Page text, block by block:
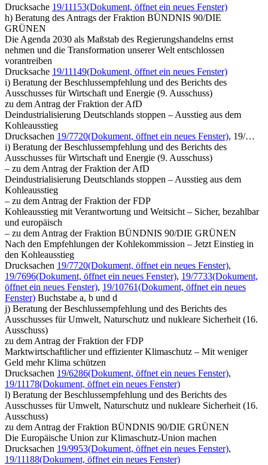
Drucksache 19/11153(Dokument, öffnet ein neues Fenster)
h) Beratung des Antrags der Fraktion BÜNDNIS 90/DIE
GRÜNEN
Die Agenda 2030 als Maßstab des Regierungshandelns ernst
nehmen und die Transformation unserer Welt entschlossen
vorantreiben
Drucksache 19/11149(Dokument, öffnet ein neues Fenster)
i) Beratung der Beschlussempfehlung und des Berichts des
Ausschusses für Wirtschaft und Energie (9. Ausschuss)
zu dem Antrag der Fraktion der AfD
Deindustrialisierung Deutschlands stoppen – Ausstieg aus dem
Kohleausstieg
Drucksachen 19/7720(Dokument, öffnet ein neues Fenster), 19/…
i) Beratung der Beschlussempfehlung und des Berichts des
Ausschusses für Wirtschaft und Energie (9. Ausschuss)
– zu dem Antrag der Fraktion der AfD
Deindustrialisierung Deutschlands stoppen – Ausstieg aus dem
Kohleausstieg
– zu dem Antrag der Fraktion der FDP
Kohleausstieg mit Verantwortung und Weitsicht – Sicher, bezahlbar
und europäisch
– zu dem Antrag der Fraktion BÜNDNIS 90/DIE GRÜNEN
Nach den Empfehlungen der Kohlekommission – Jetzt Einstieg in
den Kohleausstieg
Drucksachen 19/7720(Dokument, öffnet ein neues Fenster),
19/7696(Dokument, öffnet ein neues Fenster), 19/7733(Dokument,
öffnet ein neues Fenster), 19/10761(Dokument, öffnet ein neues
Fenster) Buchstabe a, b und d
j) Beratung der Beschlussempfehlung und des Berichts des
Ausschusses für Umwelt, Naturschutz und nukleare Sicherheit (16.
Ausschuss)
zu dem Antrag der Fraktion der FDP
Marktwirtschaftlicher und effizienter Klimaschutz – Mit weniger
Geld mehr Klima schützen
Drucksachen 19/6286(Dokument, öffnet ein neues Fenster),
19/11178(Dokument, öffnet ein neues Fenster)
l) Beratung der Beschlussempfehlung und des Berichts des
Ausschusses für Umwelt, Naturschutz und nukleare Sicherheit (16.
Ausschuss)
zu dem Antrag der Fraktion BÜNDNIS 90/DIE GRÜNEN
Die Europäische Union zur Klimaschutz-Union machen
Drucksachen 19/9953(Dokument, öffnet ein neues Fenster),
19/11188(Dokument, öffnet ein neues Fenster)